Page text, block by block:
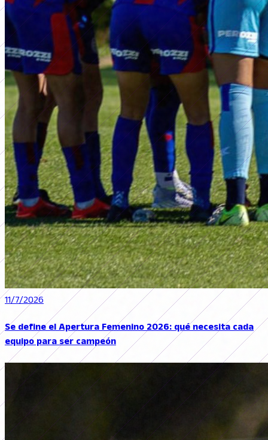
11/7/2026
Se define el Apertura Femenino 2026: qué necesita cada
equipo para ser campeón